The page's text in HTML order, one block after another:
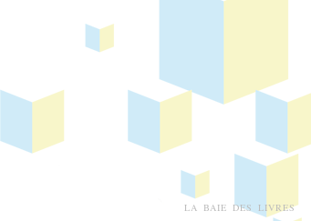
LA BAIE DES LIVRES